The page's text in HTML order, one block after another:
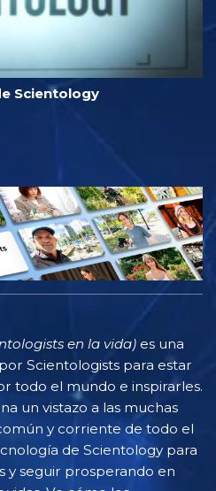
Scientology
en la vida) es una
Scientologists para estar
todo el mundo e inspirarles.
un vistazo a las muchas
y corriente de todo el
de Scientology para
y seguir prosperando en